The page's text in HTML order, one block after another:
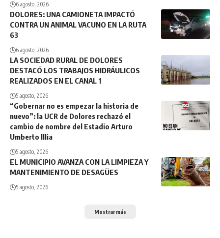
6 agosto, 2026
DOLORES: UNA CAMIONETA IMPACTÓ
CONTRA UN ANIMAL VACUNO EN LA RUTA
63
6 agosto, 2026
LA SOCIEDAD RURAL DE DOLORES
DESTACÓ LOS TRABAJOS HIDRÁULICOS
REALIZADOS EN EL CANAL 1
5 agosto, 2026
“Gobernar no es empezar la historia de
nuevo”: la UCR de Dolores rechazó el
cambio de nombre del Estadio Arturo
Umberto Illia
5 agosto, 2026
EL MUNICIPIO AVANZA CON LA LIMPIEZA Y
MANTENIMIENTO DE DESAGÜES
5 agosto, 2026
Mostrar más